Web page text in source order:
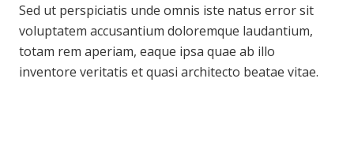
Sed ut perspiciatis unde omnis iste natus error sit
voluptatem accusantium doloremque laudantium,
totam rem aperiam, eaque ipsa quae ab illo
inventore veritatis et quasi architecto beatae vitae.